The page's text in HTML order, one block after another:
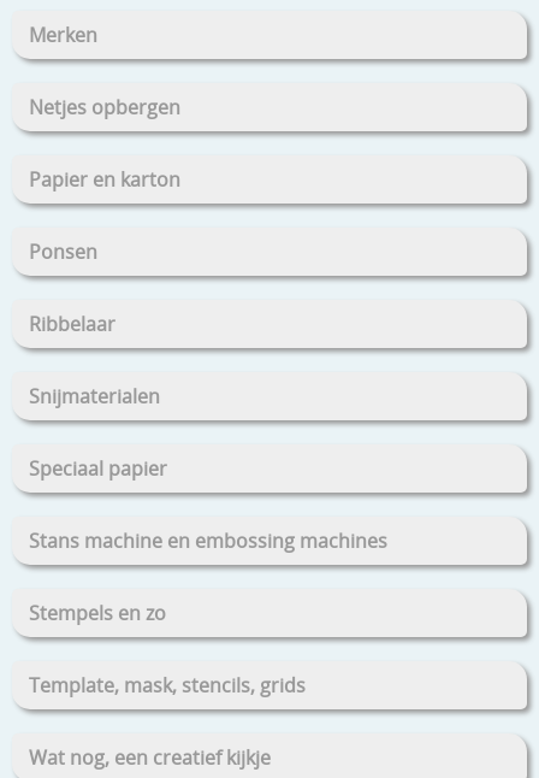
Merken
Netjes opbergen
Papier en karton
Ponsen
Ribbelaar
Snijmaterialen
Speciaal papier
Stans machine en embossing machines
Stempels en zo
Template, mask, stencils, grids
Wat nog, een creatief kijkje